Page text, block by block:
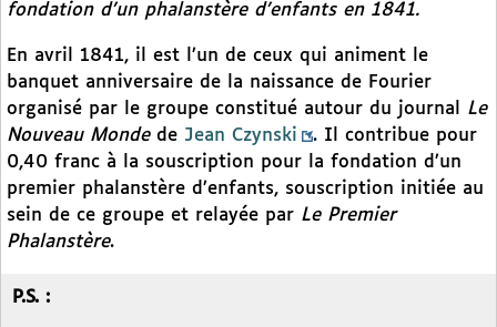
fondation d’un phalanstère d’enfants en 1841.
En avril 1841, il est l’un de ceux qui animent le
banquet anniversaire de la naissance de Fourier
organisé par le groupe constitué autour du journal Le
Nouveau Mondede Jean Czynski
. Il contribue pour
0,40 franc à la souscription pour la fondation d’un
premier phalanstère d’enfants, souscription initiée au
sein de ce groupe et relayée par Le Premier
Phalanstère.
P.S. :